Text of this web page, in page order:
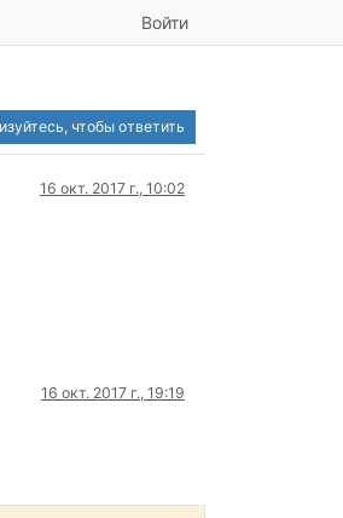
Войти
чтобы ответить
16 окт. 2017 г., 10:02
16 окт. 2017 г., 19:19